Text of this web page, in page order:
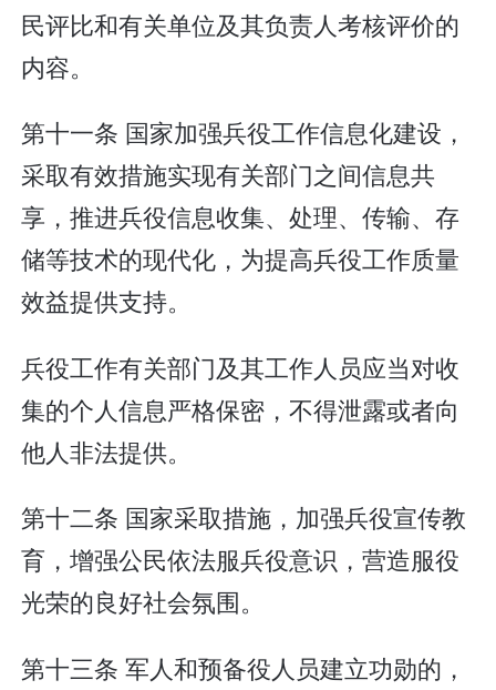
民评比和有关单位及其负责人考核评价的
内容。
第十一条 国家加强兵役工作信息化建设，
采取有效措施实现有关部门之间信息共
享，推进兵役信息收集、处理、传输、存
储等技术的现代化，为提高兵役工作质量
效益提供支持。
兵役工作有关部门及其工作人员应当对收
集的个人信息严格保密，不得泄露或者向
他人非法提供。
第十二条 国家采取措施，加强兵役宣传教
育，增强公民依法服兵役意识，营造服役
光荣的良好社会氛围。
第十三条 军人和预备役人员建立功勋的，